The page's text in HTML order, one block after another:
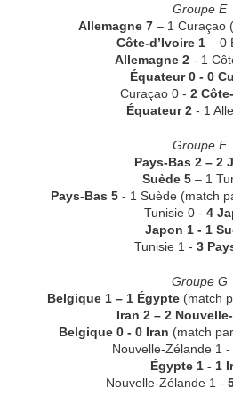
Groupe E
Allemagne 7– 1 Curaçao
Côte-d’Ivoire 1 – 0
Allemagne 2 - 1
Équateur 0 - 0
Curaçao 0 - 2
Équateur 2- 1
Groupe F
Pays-Bas 2 – 2
Suède 5 – 1
Pays-Bas 5- 1 Suède (match
Tunisie 0 - 4
Japon 1 - 1
Tunisie 1 - 3
Groupe G
Belgique 1 – 1 Égypte (match
Iran 2 – 2
Belgique 0 - 0 Iran (match
Nouvelle-Zélande 1 -
Égypte 1 - 1
Nouvelle-Zélande 1 -